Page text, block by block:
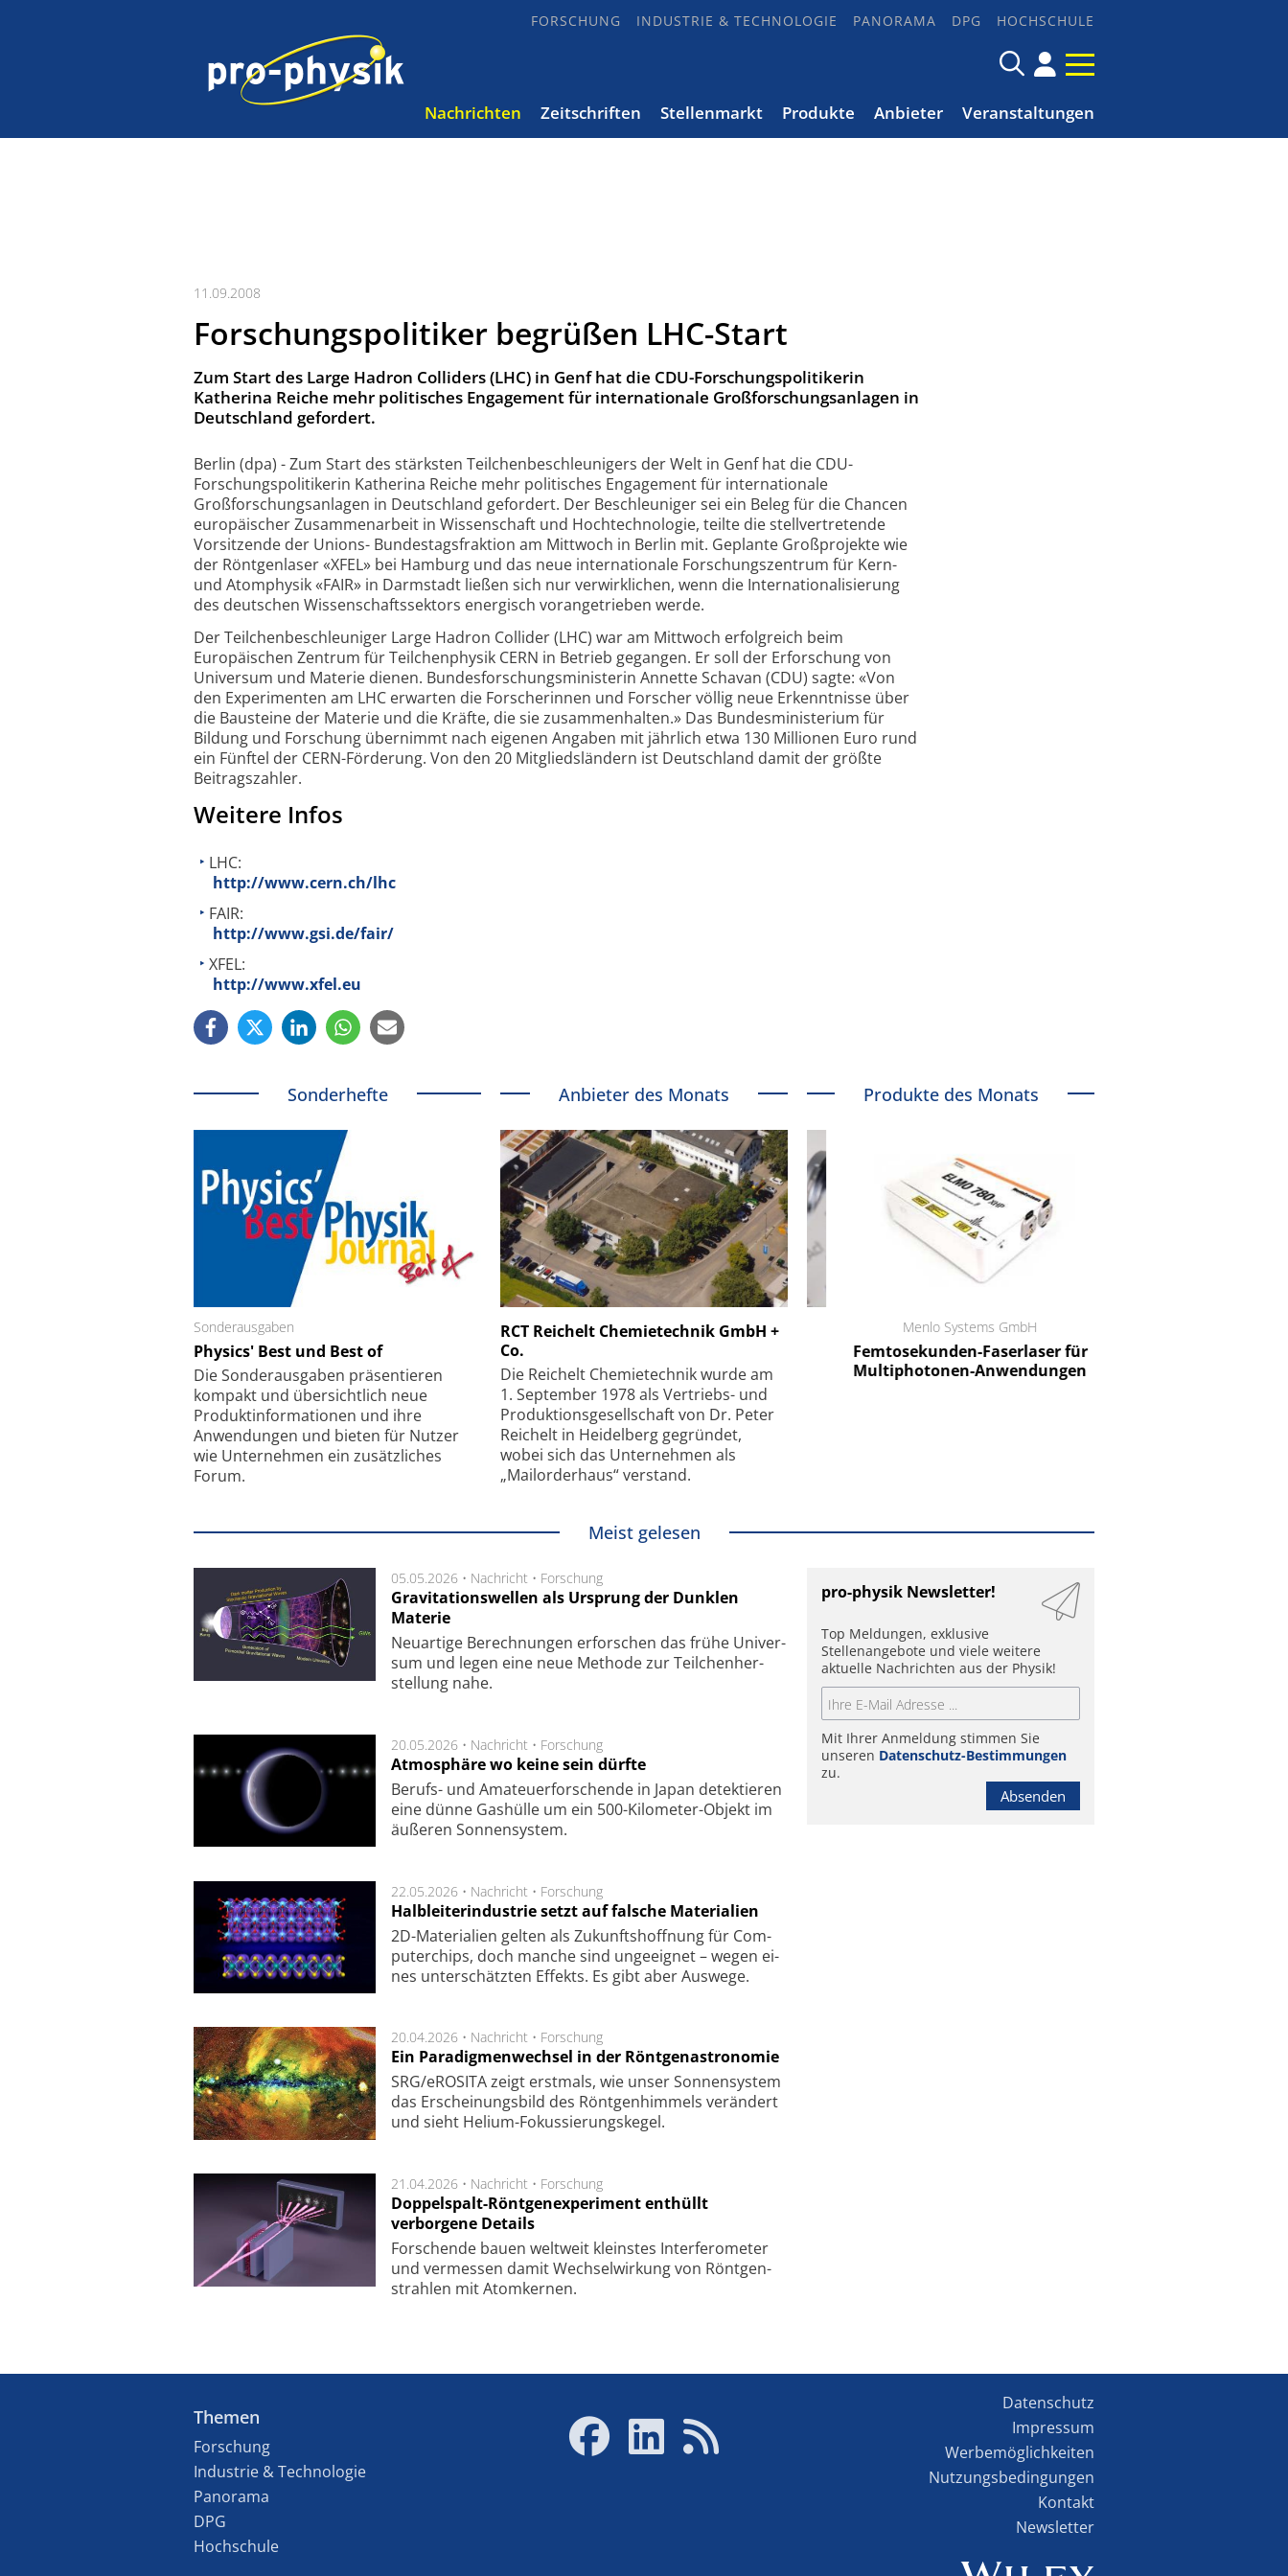
FORSCHUNG INDUSTRIE & TECHNOLOGIE PANORAMA DPG HOCHSCHULE
Nachrichten Zeitschriften Stellenmarkt Produkte Anbieter Veranstaltungen
11.09.2008
Forschungspolitiker begrüßen LHC-Start
Zum Start des Large Hadron Colliders (LHC) in Genf hat die CDU-Forschungspolitikerin
Katherina Reiche mehr politisches Engagement für internationale Großforschungsanlagen in
Deutschland gefordert.
Berlin (dpa) - Zum Start des stärksten Teilchenbeschleunigers der Welt in Genf hat die CDU-
Forschungspolitikerin Katherina Reiche mehr politisches Engagement für internationale
Großforschungsanlagen in Deutschland gefordert. Der Beschleuniger sei ein Beleg für die Chancen
europäischer Zusammenarbeit in Wissenschaft und Hochtechnologie, teilte die stellvertretende
Vorsitzende der Unions- Bundestagsfraktion am Mittwoch in Berlin mit. Geplante Großprojekte wie
der Röntgenlaser «XFEL» bei Hamburg und das neue internationale Forschungszentrum für Kern-
und Atomphysik «FAIR» in Darmstadt ließen sich nur verwirklichen, wenn die Internationalisierung
des deutschen Wissenschaftssektors energisch vorangetrieben werde.
Der Teilchenbeschleuniger Large Hadron Collider (LHC) war am Mittwoch erfolgreich beim
Europäischen Zentrum für Teilchenphysik CERN in Betrieb gegangen. Er soll der Erforschung von
Universum und Materie dienen. Bundesforschungsministerin Annette Schavan (CDU) sagte: «Von
den Experimenten am LHC erwarten die Forscherinnen und Forscher völlig neue Erkenntnisse über
die Bausteine der Materie und die Kräfte, die sie zusammenhalten.» Das Bundesministerium für
Bildung und Forschung übernimmt nach eigenen Angaben mit jährlich etwa 130 Millionen Euro rund
ein Fünftel der CERN-Förderung. Von den 20 Mitgliedsländern ist Deutschland damit der größte
Beitragszahler.
Weitere Infos
LHC:
http://www.cern.ch/lhc
FAIR:
http://www.gsi.de/fair/
XFEL:
http://www.xfel.eu
Sonderhefte
Sonderausgaben
Physics' Best und Best of
Die Sonder­ausgaben präsentieren
kompakt und übersichtlich neue
Produkt­informationen und ihre
Anwendungen und bieten für Nutzer
wie Unternehmen ein zusätzliches
Forum.
Anbieter des Monats
RCT Reichelt Chemietechnik GmbH +
Co.
Die Reichelt Chemietechnik wurde am
1. September 1978 als Vertriebs- und
Produktionsgesellschaft von Dr. Peter
Reichelt in Heidelberg gegründet,
wobei sich das Unternehmen als
„Mailorderhaus“ verstand.
Produkte des Monats
Faserkoppler mit Super-
Feinfokussierungsmechanismus
SmarAct GmbH
kleinstem Raum
Menlo Systems GmbH
Femtosekunden-Faserlaser für
Multiphotonen-Anwendungen
Meist gelesen
05.05.2026 • Nachricht • Forschung
Gravitationswellen als Ursprung der Dunklen
Materie
Neu­artige Be­rech­nung­en er­for­schen das frü­he Uni­ver­
sum und legen eine neue Me­tho­de zur Teil­chen­her­
stel­lung nahe.
20.05.2026 • Nachricht • Forschung
Atmosphäre wo keine sein dürfte
Berufs- und Ama­teuer­for­schen­de in Japan de­tek­tie­ren
eine dün­ne Gas­hül­le um ein 500-Kilo­meter-Objekt im
äu­ße­ren Son­nen­sys­tem.
22.05.2026 • Nachricht • Forschung
Halbleiterindustrie setzt auf falsche Materialien
2D-Mate­ri­a­li­en gel­ten als Zu­kunfts­hoff­nung für Com­
pu­ter­chips, doch man­che sind un­ge­eig­net – we­gen ei­
nes un­ter­schätz­ten Ef­fekts. Es gibt aber Aus­we­ge.
20.04.2026 • Nachricht • Forschung
Ein Paradigmenwechsel in der Röntgenastronomie
SRG/eROSITA zeigt erst­mals, wie unser Son­nen­sys­tem
das Er­schei­nungs­bild des Rönt­gen­him­mels ver­än­dert
und sieht Helium-Fokus­sie­rungs­ke­gel.
21.04.2026 • Nachricht • Forschung
Doppelspalt-Röntgenexperiment enthüllt
verborgene Details
For­schen­de bau­en welt­weit kleins­tes In­ter­fe­ro­me­ter
und ver­mes­sen da­mit Wech­sel­wir­kung von Rönt­gen­
strah­len mit Atom­ker­nen.
pro-physik Newsletter!
Top Meldungen, exklusive
Stellenangebote und viele weitere
aktuelle Nachrichten aus der Physik!
Mit Ihrer Anmeldung stimmen Sie
unseren Datenschutz-Bestimmungen
zu.
Absenden
Themen
Forschung
Industrie & Technologie
Panorama
DPG
Hochschule
Datenschutz
Impressum
Werbemöglichkeiten
Nutzungsbedingungen
Kontakt
Newsletter